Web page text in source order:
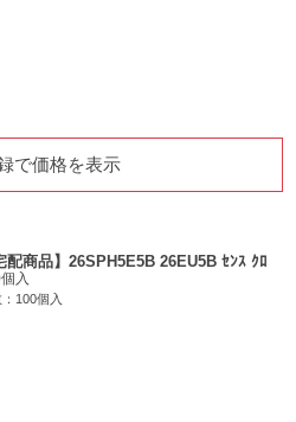
で価格を表示
配商品】26SPH5E5B 26EU5B ｾﾝｽ ｸﾛ
入
：100個入